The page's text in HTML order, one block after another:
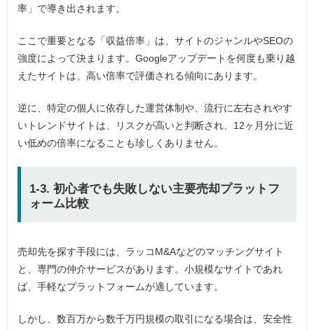
率」で導き出されます。
ここで重要となる「収益倍率」は、サイトのジャンルやSEOの
強度によって決まります。Googleアップデートを何度も乗り越
えたサイトは、高い倍率で評価される傾向にあります。
逆に、特定の個人に依存した運営体制や、流行に左右されやす
いトレンドサイトは、リスクが高いと判断され、12ヶ月分に近
い低めの倍率になることも珍しくありません。
1-3. 初心者でも失敗しない主要売却プラットフ
ォーム比較
売却先を探す手段には、ラッコM&Aなどのマッチングサイト
と、専門の仲介サービスがあります。小規模なサイトであれ
ば、手軽なプラットフォームが適しています。
しかし、数百万から数千万円規模の取引になる場合は、安全性